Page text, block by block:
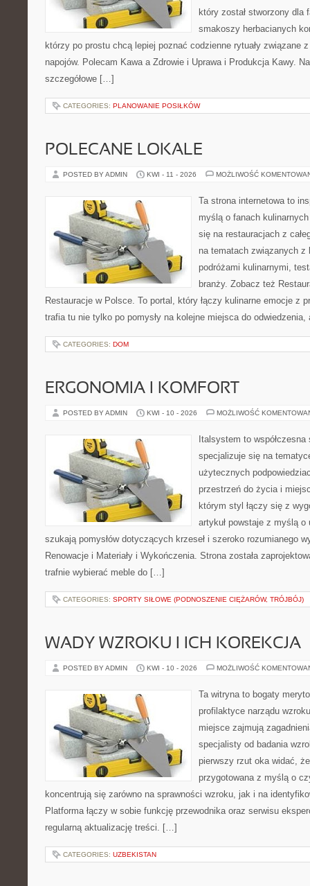
który został stworzony dla
smakoszy herbacianych
którzy po prostu chcą lepiej poznać codzienne rytuały związane
napojów. Polecam Kawa a Zdrowie i Uprawa i Produkcja Kawy.
szczegółowe […]
CATEGORIES: PLANOWANIE POSIŁKÓW
POLECANE LOKALE
POSTED BY ADMIN KWI - 11 - 2026 MOŻLIWOŚĆ
Ta strona internetowa to
myślą o fanach
się na restauracjach z
na tematach związanych z
podróżami kulinarnymi,
branży. Zobacz też
Restauracje w Polsce. To portal, który łączy kulinarne emocje z
trafia tu nie tylko po pomysły na kolejne miejsca do
CATEGORIES: DOM
ERGONOMIA I KOMFORT
POSTED BY ADMIN KWI - 10 - 2026 MOŻLIWOŚĆ
Italsystem to
specjalizuje się na
użytecznych
przestrzeń do życia i
którym styl łączy się z
artykuł powstaje z myślą
szukają pomysłów dotyczących krzeseł i szeroko rozumianego
Renowacje i Materiały i Wykończenia. Strona została
trafnie wybierać meble do […]
CATEGORIES: SPORTY SIŁOWE (PODNOSZENIE CIĘŻARÓW, TRÓJBÓJ)
WADY WZROKU I ICH KOREKCJA
POSTED BY ADMIN KWI - 10 - 2026 MOŻLIWOŚĆ
Ta witryna to bogaty
profilaktyce narządu
miejsce zajmują
specjalisty od badania
pierwszy rzut oka widać,
przygotowana z myślą o
koncentrują się zarówno na sprawności wzroku, jak i na
Platforma łączy w sobie funkcję przewodnika oraz serwisu
regularną aktualizację treści. […]
CATEGORIES: UZBEKISTAN